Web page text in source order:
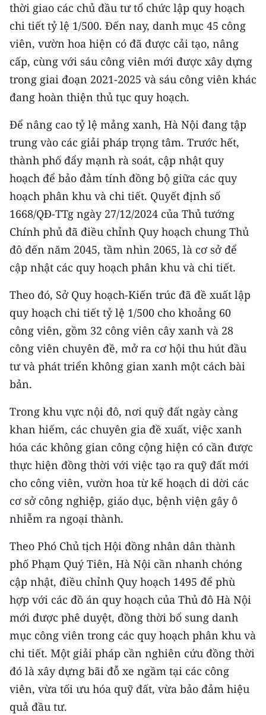
TIN MỚI
TIN ĐỊA PHƯƠNG
Trung du và miền núi phía Bắc
Đồng bằng sông Hồng
Bắc Trung Bộ
Duyên hải Nam Trung Bộ và Tây
Nguyên
Đông Nam Bộ
Đồng bằng sông Cửu Long
Chuyên trang Hà Nội
Chuyên trang TP. Hồ Chí Minh
CHUYÊN ĐỀ
CÁC CHUYÊN TRANG
VỀ BÁO NHÂN DÂN
NHÂN DÂN CUỐI TUẦN
NHÂN DÂN HẰNG THÁNG
MUA BÁO
ĐỌC BÁO IN
ENGLISH
中文
FRANÇAIS
РУССКИЙ
ESPAÑOL
한국어
thời giao các chủ đầu tư tổ chức lập quy hoạch
chi tiết tỷ lệ 1/500. Đến nay, danh mục 45 công
viên, vườn hoa hiện có đã được cải tạo, nâng
cấp, cùng với sáu công viên mới được xây dựng
trong giai đoạn 2021-2025 và sáu công viên khác
đang hoàn thiện thủ tục quy hoạch.
Để nâng cao tỷ lệ mảng xanh, Hà Nội đang tập
trung vào các giải pháp trọng tâm. Trước hết,
thành phố đẩy mạnh rà soát, cập nhật quy
hoạch để bảo đảm tính đồng bộ giữa các quy
hoạch phân khu và chi tiết. Quyết định số
1668/QĐ-TTg ngày 27/12/2024 của Thủ tướng
Chính phủ đã điều chỉnh Quy hoạch chung Thủ
đô đến năm 2045, tầm nhìn 2065, là cơ sở để
cập nhật các quy hoạch phân khu và chi tiết.
Theo đó, Sở Quy hoạch-Kiến trúc đã đề xuất lập
quy hoạch chi tiết tỷ lệ 1/500 cho khoảng 60
công viên, gồm 32 công viên cây xanh và 28
công viên chuyên đề, mở ra cơ hội thu hút đầu
tư và phát triển không gian xanh một cách bài
bản.
Trong khu vực nội đô, nơi quỹ đất ngày càng
khan hiếm, các chuyên gia đề xuất, việc xanh
hóa các không gian công cộng hiện có cần được
thực hiện đồng thời với việc tạo ra quỹ đất mới
cho công viên, vườn hoa từ kế hoạch di dời các
cơ sở công nghiệp, giáo dục, bệnh viện gây ô
nhiễm ra ngoại thành.
Theo Phó Chủ tịch Hội đồng nhân dân thành
phố Phạm Quý Tiên, Hà Nội cần nhanh chóng
cập nhật, điều chỉnh Quy hoạch 1495 để phù
hợp với các đồ án quy hoạch của Thủ đô Hà Nội
mới được phê duyệt, đồng thời bổ sung danh
mục công viên trong các quy hoạch phân khu và
chi tiết. Một giải pháp cần nghiên cứu đồng thời
đó là xây dựng bãi đỗ xe ngầm tại các công
viên, vừa tối ưu hóa quỹ đất, vừa bảo đảm hiệu
quả đầu tư.